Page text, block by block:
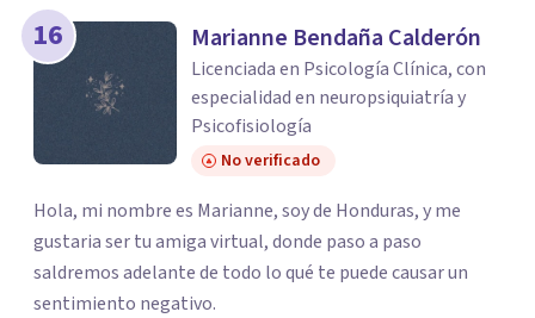
16 Marianne Bendaña Calderón
Licenciada en Psicología Clínica, con
especialidad en neuropsiquiatría y
Psicofisiología
No verificado
Hola, mi nombre es Marianne, soy de Honduras, y me
gustaria ser tu amiga virtual, donde paso a paso
saldremos adelante de todo lo qué te puede causar un
sentimiento negativo.